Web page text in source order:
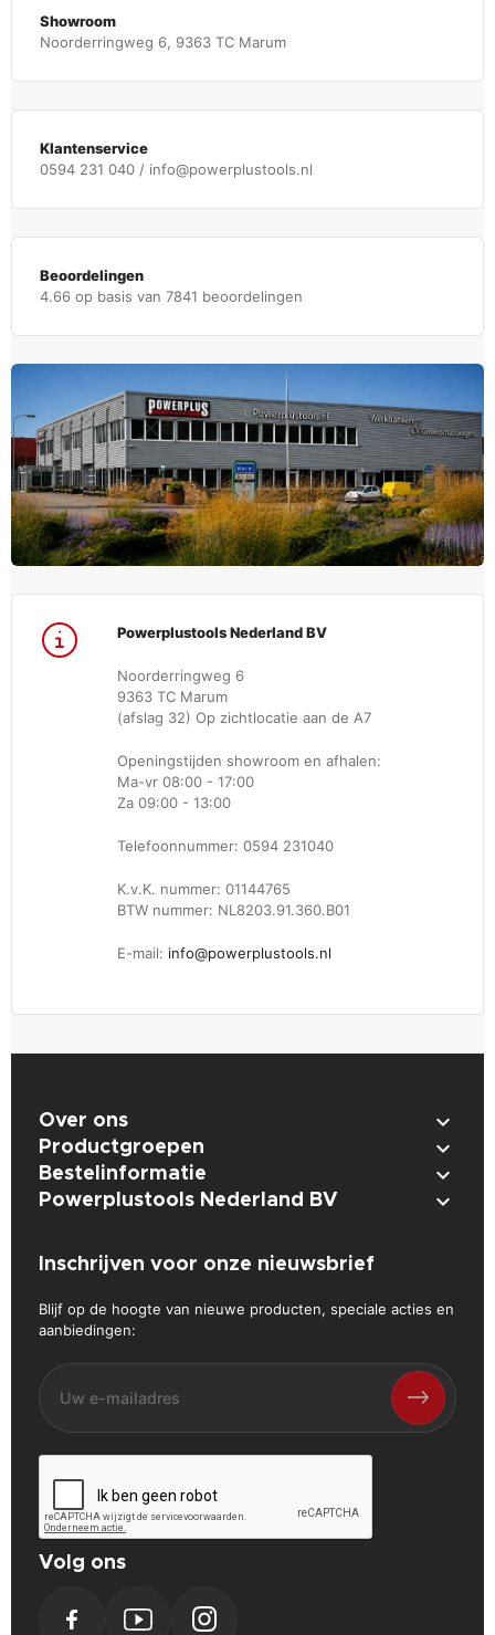
Showroom
Noorderringweg 6, 9363 TC Marum
Klantenservice
0594 231 040 / info@powerplustools.nl
Beoordelingen
4.66 op basis van 7841 beoordelingen
Powerplustools Nederland BV
Noorderringweg 6
9363 TC Marum
(afslag 32) Op zichtlocatie aan de A7
Openingstijden showroom en afhalen:
Ma-vr 08:00 - 17:00
Za 09:00 - 13:00
Telefoonnummer: 0594 231040
K.v.K. nummer: 01144765
BTW nummer: NL8203.91.360.B01
E-mail: info@powerplustools.nl
Over ons 
Productgroepen 
Bestelinformatie 
Powerplustools Nederland BV 
Inschrijven voor onze nieuwsbrief
Blijf op de hoogte van nieuwe producten, speciale acties en
aanbiedingen:
Volg ons